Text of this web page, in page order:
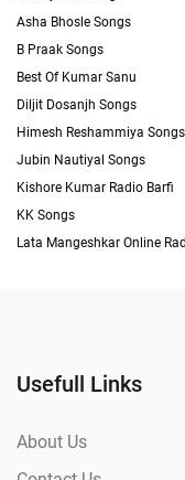
Asha Bhosle Songs
B Praak Songs
Best Of Kumar Sanu
Diljit Dosanjh Songs
Himesh Reshammiya Songs
Jubin Nautiyal Songs
Kishore Kumar Radio Barfi
KK Songs
Lata Mangeshkar Online
Usefull Links
About Us